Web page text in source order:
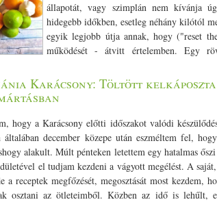
állapotát, vagy szimplán nem kívánja
hidegebb időkben, esetleg néhány kilótól
egyik legjobb útja annak, hogy ("reset
működését - átvitt értelemben. Egy
megtalálni. Akár rövid távon fájdalomcsillapítást
már be ilyenről). Mikor ajánlott rövid távú böjtöt,
kevés az energiád, pedig a táplálkozásodat
húzamosabb ideig túl sok előre elkészített
támogathatja, léböjt során pedig a kívánt
turmix. A citrom segítségével a fokhagyma
fogyasztani. Léböjt táborban mi is ittuk a
- 2 db egész (bió) citrom - szűrt
A fokhagymagerezdeket megtisztítjuk,
Karácsony: Töltött
hogy a Karácsony előtti időszakot valódi
általában december közepe után eszméltem fel,
alakult. Múlt pénteken letettem egy hatalmas
el tudjam kezdeni a vágyott megélést. A
a receptek megfőzését, megosztását most kezdem,
osztani az ötleteimből. Közben az idő is lehűlt,